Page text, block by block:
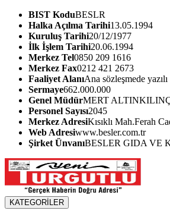
BIST KoduBESLR
Halka Açılma Tarihi13.05.1994
Kuruluş Tarihi20/12/1977
İlk İşlem Tarihi20.06.1994
Merkez Tel0850 209 1616
Merkez Fax0212 421 2673
Faaliyet AlanıAna sözleşmede
Sermaye662.000.000
Genel MüdürMERT
Personel Sayısı2045
Merkez AdresiKısıklı Mah.Ferah
Web Adresiwww.besler.com.tr
Şirket ÜnvanıBESLER GIDA VE
KATEGORİLER